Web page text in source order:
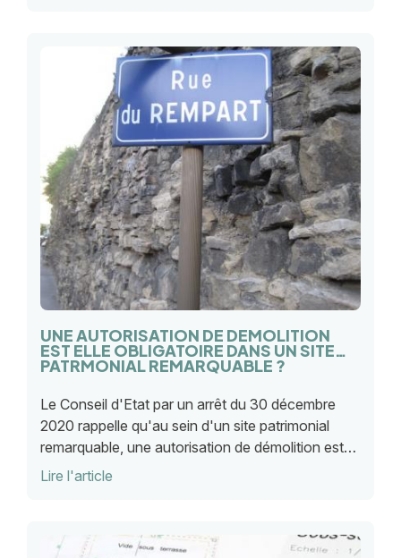
UNE AUTORISATION DE DEMOLITION
EST ELLE OBLIGATOIRE DANS UN SITE
PATRMONIAL REMARQUABLE ?
Le Conseil d'Etat par un arrêt du 30 décembre
2020 rappelle qu'au sein d'un site patrimonial
remarquable, une autorisation de démolition est
obligatoire même lorsque les travaux de
Lire l'article